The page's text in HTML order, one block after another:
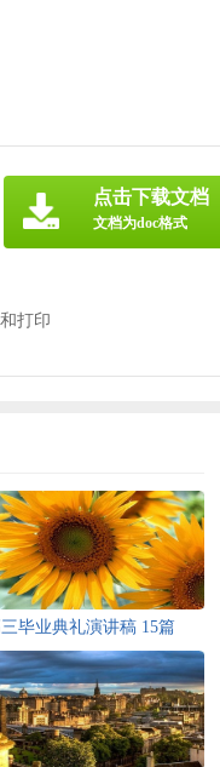
打印
点击下载文档
文档为doc格式
毕业典礼演讲稿 15篇